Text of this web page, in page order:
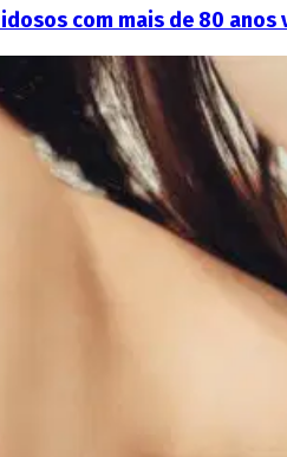
com mais de 80 anos